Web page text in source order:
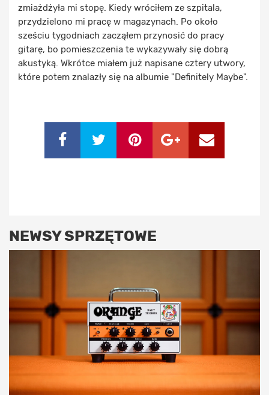
zmiażdżyła mi stopę. Kiedy wróciłem ze szpitala,
przydzielono mi pracę w magazynach. Po około
sześciu tygodniach zacząłem przynosić do pracy
gitarę, bo pomieszczenia te wykazywały się dobrą
akustyką. Wkrótce miałem już napisane cztery utwory,
które potem znalazły się na albumie "Definitely Maybe".
NEWSY SPRZĘTOWE